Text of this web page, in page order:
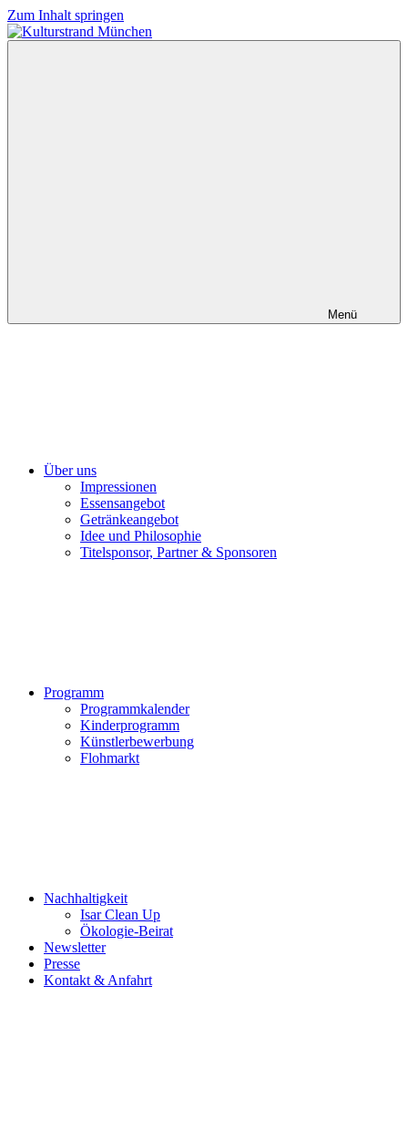
Zum Inhalt springen
Menü
Über uns
Impressionen
Essensangebot
Getränkeangebot
Idee und Philosophie
Titelsponsor, Partner & Sponsoren
Programm
Programmkalender
Kinderprogramm
Künstlerbewerbung
Flohmarkt
Nachhaltigkeit
Isar Clean Up
Ökologie-Beirat
Newsletter
Presse
Kontakt & Anfahrt